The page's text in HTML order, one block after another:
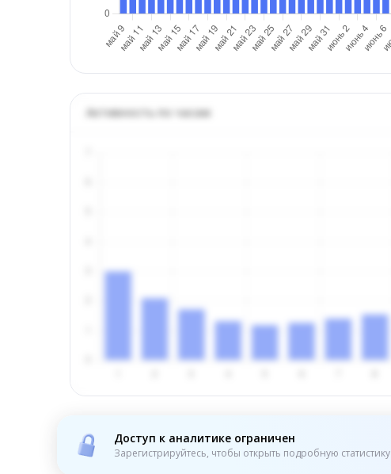
Активность по часам
Доступ к аналитике ограничен
Зарегистрируйтесь, чтобы открыть подробную статистику